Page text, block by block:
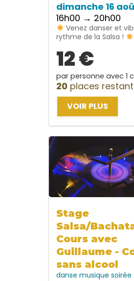
dimanche 16
16h00 → 20h00
Venez danser et
rythme de la Salsa !
12 €
par personne avec 1
20 places
VOIR PLUS
Stage
Salsa/
Cours avec
Guillaume -
sans alcool
danse musique soirée